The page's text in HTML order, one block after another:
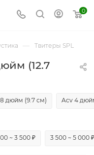
0
— Твитеры SPL
(12.7
дюйм (9.7 см) Acv 4
~ 3 500 ₽ 3 500 ~ 5 000 ₽